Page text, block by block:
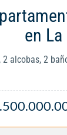
en La
2 alcobas, 2